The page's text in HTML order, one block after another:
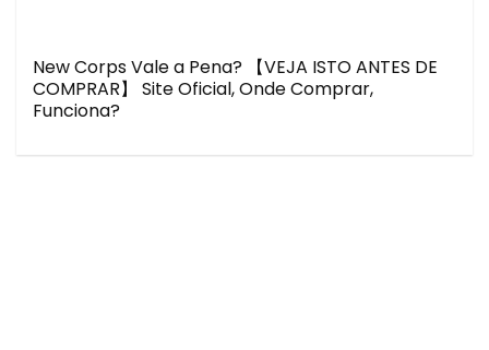
New Corps Vale a Pena? 【VEJA ISTO ANTES DE
COMPRAR】 Site Oficial, Onde Comprar,
Funciona?